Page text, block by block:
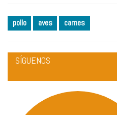
pollo aves carnes
SÍGUENOS